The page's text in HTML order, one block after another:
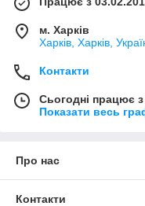
м. Харків
Харків, Харків,
Контакти
Сьогодні працює
Показати весь
Про нас
Контакти